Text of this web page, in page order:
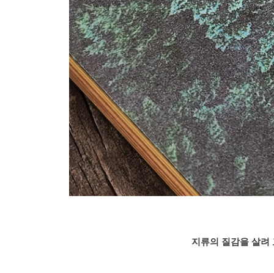
지류의 질감을 살려